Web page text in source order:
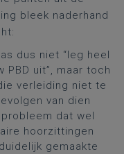
bleek naderhand
dus niet “leg heel
PBD uit”, maar toch
verleiding niet te
van dien
dat wel
hoorzittingen
gemaakte